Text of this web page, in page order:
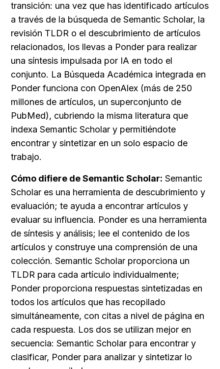
transición: una vez que has identificado artículos
a través de la búsqueda de Semantic Scholar, la
revisión TLDR o el descubrimiento de artículos
relacionados, los llevas a Ponder para realizar
una síntesis impulsada por IA en todo el
conjunto. La Búsqueda Académica integrada en
Ponder funciona con OpenAlex (más de 250
millones de artículos, un superconjunto de
PubMed), cubriendo la misma literatura que
indexa Semantic Scholar y permitiéndote
encontrar y sintetizar en un solo espacio de
trabajo.
Cómo difiere de Semantic Scholar: Semantic
Scholar es una herramienta de descubrimiento y
evaluación; te ayuda a encontrar artículos y
evaluar su influencia. Ponder es una herramienta
de síntesis y análisis; lee el contenido de los
artículos y construye una comprensión de una
colección. Semantic Scholar proporciona un
TLDR para cada artículo individualmente;
Ponder proporciona respuestas sintetizadas en
todos los artículos que has recopilado
simultáneamente, con citas a nivel de página en
cada respuesta. Los dos se utilizan mejor en
secuencia: Semantic Scholar para encontrar y
clasificar, Ponder para analizar y sintetizar lo